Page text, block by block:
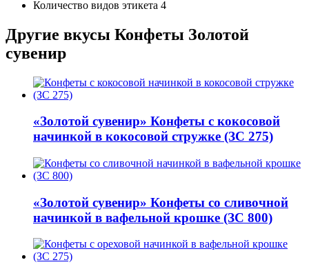
Количество видов этикета 4
Другие вкусы Конфеты Золотой
сувенир
«Золотой сувенир» Конфеты с кокосовой
начинкой в кокосовой стружке (ЗС 275)
«Золотой сувенир» Конфеты со сливочной
начинкой в вафельной крошке (ЗС 800)